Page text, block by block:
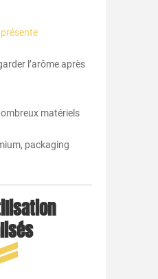
l’arôme après
matériels
packaging